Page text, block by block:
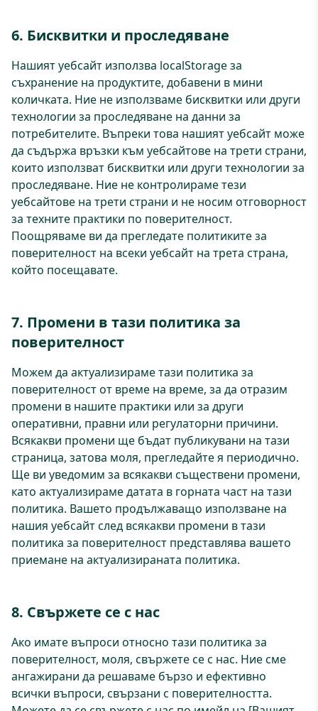
6. Бисквитки и проследяване
Нашият уебсайт използва localStorage за
съхранение на продуктите, добавени в мини
количката. Ние не използваме бисквитки или други
технологии за проследяване на данни за
потребителите. Въпреки това нашият уебсайт може
да съдържа връзки към уебсайтове на трети страни,
които използват бисквитки или други технологии за
проследяване. Ние не контролираме тези
уебсайтове на трети страни и не носим отговорност
за техните практики по поверителност.
Поощряваме ви да прегледате политиките за
поверителност на всеки уебсайт на трета страна,
който посещавате.
7. Промени в тази политика за
поверителност
Можем да актуализираме тази политика за
поверителност от време на време, за да отразим
промени в нашите практики или за други
оперативни, правни или регулаторни причини.
Всякакви промени ще бъдат публикувани на тази
страница, затова моля, прегледайте я периодично.
Ще ви уведомим за всякакви съществени промени,
като актуализираме датата в горната част на тази
политика. Вашето продължаващо използване на
нашия уебсайт след всякакви промени в тази
политика за поверителност представлява вашето
приемане на актуализираната политика.
8. Свържете се с нас
Ако имате въпроси относно тази политика за
поверителност, моля, свържете се с нас. Ние сме
ангажирани да решаваме бързо и ефективно
всички въпроси, свързани с поверителността.